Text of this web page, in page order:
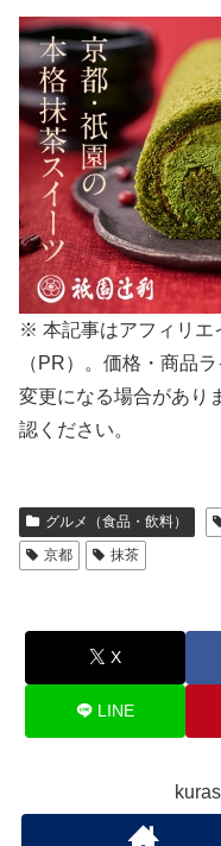
※ 本記事はアフィリエ
（PR）。価格・商品
変更になる場合があり
認ください。
グルメ（食品・飲料）
京都
抹茶
X
LINE